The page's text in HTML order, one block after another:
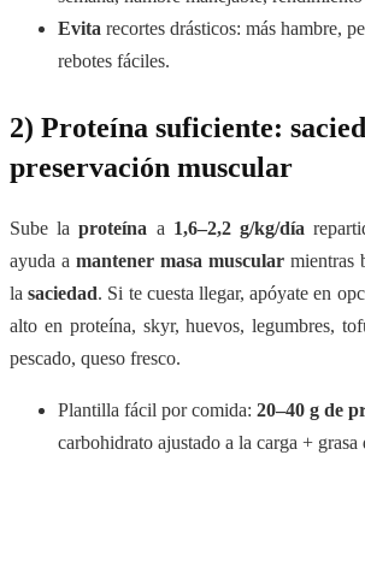
Evita recortes drásticos: más hambre,
rebotes fáciles.
2) Proteína suficiente:
preservación muscular
Sube laproteína a 1,6–2,2 g/kg/día
ayuda a mantener masa muscular mientras
lasaciedad. Si te cuesta llegar, apóyate en
alto en proteína, skyr, huevos, legumbres,
pescado, queso fresco.
Plantilla fácil por comida: 20–40 g de
carbohidrato ajustado a la carga + grasa